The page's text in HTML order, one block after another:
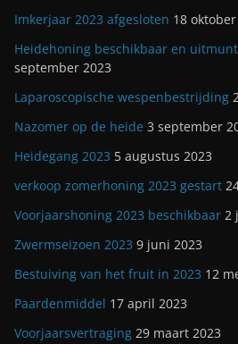
Imkerjaar 2023 afgesloten 18
Heidehoning beschikbaar en
september 2023
Laparoscopische wespenbestrijding
Nazomer op de heide 3 september
Heidegang 2023 5 augustus 2023
verkoop zomerhoning 2023 gestart
Voorjaarshoning 2023 beschikbaar 2
Zwermseizoen 2023 9 juni 2023
Bestuiving van het fruit in 2023 12
Paardenmiddel 17 april 2023
Voorjaarsvertraging 29 maart 2023